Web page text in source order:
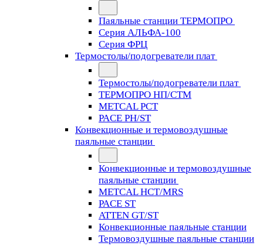
Паяльные станции ТЕРМОПРО
Серия АЛЬФА-100
Серия ФРЦ
Термостолы/подогреватели плат
Термостолы/подогреватели плат
ТЕРМОПРО НП/СТМ
METCAL PCT
PACE PH/ST
Конвекционные и термовоздушные
паяльные станции
Конвекционные и термовоздушные
паяльные станции
METCAL HCT/MRS
PACE ST
ATTEN GT/ST
Конвекционные паяльные станции
Термовоздушные паяльные станции